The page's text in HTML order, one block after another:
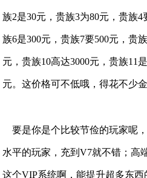
族2是30元，贵族3为80元，贵族4
族6是300元，贵族7要500元，贵
元，贵族10高达3000元，贵族11
元。这价格可不低哦，得花不少
要是你是个比较节俭的玩家呢
水平的玩家，充到V7就不错；高
这个VIP系统啊，能提升超多东